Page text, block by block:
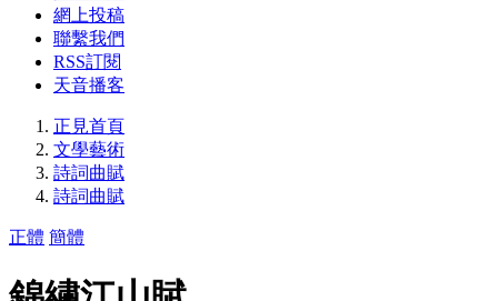
網上投稿
聯繫我們
RSS訂閱
天音播客
正見首頁
文學藝術
詩詞曲賦
詩詞曲賦
正體 簡體